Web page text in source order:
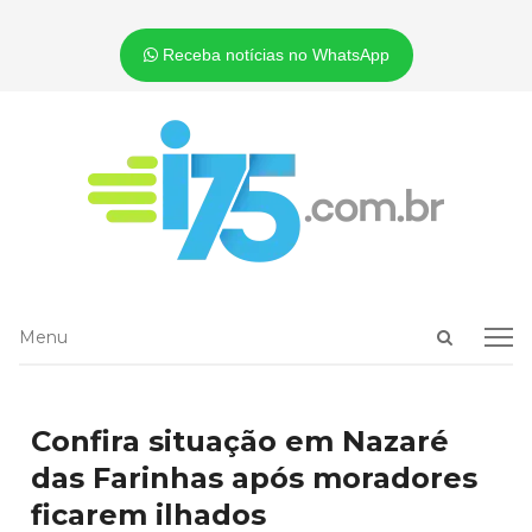
Receba notícias no WhatsApp
Open
Menu
Menu
Confira situação em Nazaré
das Farinhas após moradores
ficarem ilhados